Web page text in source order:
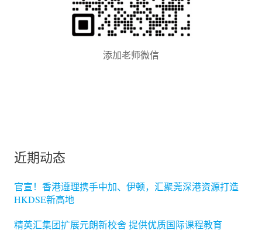
添加老师微信
近期动态
官宣！香港遵理携手中加、伊顿，汇聚莞深港资源打造
HKDSE新高地
精英汇集团扩展元朗新校舍 提供优质国际课程教育